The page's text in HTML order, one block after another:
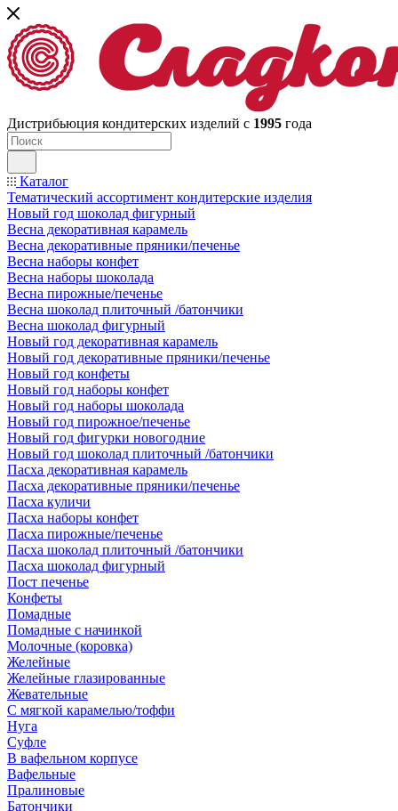
Дистрибьюция кондитерских изделий с 1995 года
Каталог
Тематический ассортимент кондитерские изделия
Новый год шоколад фигурный
Весна декоративная карамель
Весна декоративные пряники/печенье
Весна наборы конфет
Весна наборы шоколада
Весна пирожные/печенье
Весна шоколад плиточный /батончики
Весна шоколад фигурный
Новый год декоративная карамель
Новый год декоративные пряники/печенье
Новый год конфеты
Новый год наборы конфет
Новый год наборы шоколада
Новый год пирожное/печенье
Новый год фигурки новогодние
Новый год шоколад плиточный /батончики
Пасха декоративная карамель
Пасха декоративные пряники/печенье
Пасха куличи
Пасха наборы конфет
Пасха пирожные/печенье
Пасха шоколад плиточный /батончики
Пасха шоколад фигурный
Пост печенье
Конфеты
Помадные
Помадные с начинкой
Молочные (коровка)
Желейные
Желейные глазированные
Жевательные
С мягкой карамелью/тоффи
Нуга
Суфле
В вафельном корпусе
Вафельные
Пралиновые
Батончики